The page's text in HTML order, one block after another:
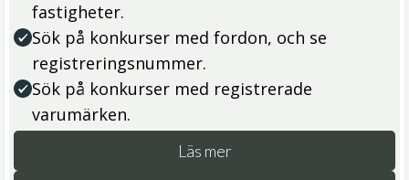
fastigheter.
Sök på konkurser med fordon, och se
registreringsnummer.
Sök på konkurser med registrerade
varumärken.
Läs mer